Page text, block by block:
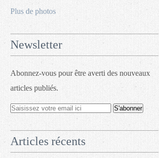
Plus de photos
Newsletter
Abonnez-vous pour être averti des nouveaux
articles publiés.
Articles récents